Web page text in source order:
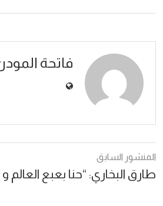
فاتحة
المنشور السابق
طارق البخاري: “حنا بعبع العالم